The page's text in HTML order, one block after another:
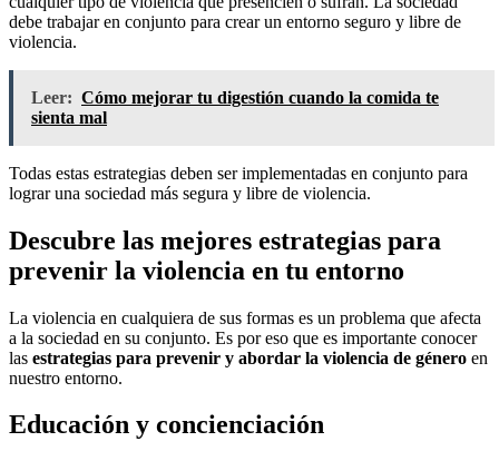
debe trabajar en conjunto para crear un entorno seguro y libre de
violencia.
Leer: Cómo mejorar tu digestión cuando la comida te
sienta mal
Todas estas estrategias deben ser implementadas en conjunto para
lograr una sociedad más segura y libre de violencia.
Descubre las mejores estrategias para
prevenir la violencia en tu entorno
La violencia en cualquiera de sus formas es un problema que afecta
a la sociedad en su conjunto. Es por eso que es importante conocer
las estrategias para prevenir y abordar la violencia de género en
nuestro entorno.
Educación y concienciación